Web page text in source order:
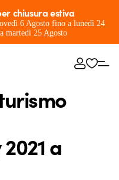
chiusura estiva
6 Agosto fino a lunedì 24
martedì 25 Agosto
a